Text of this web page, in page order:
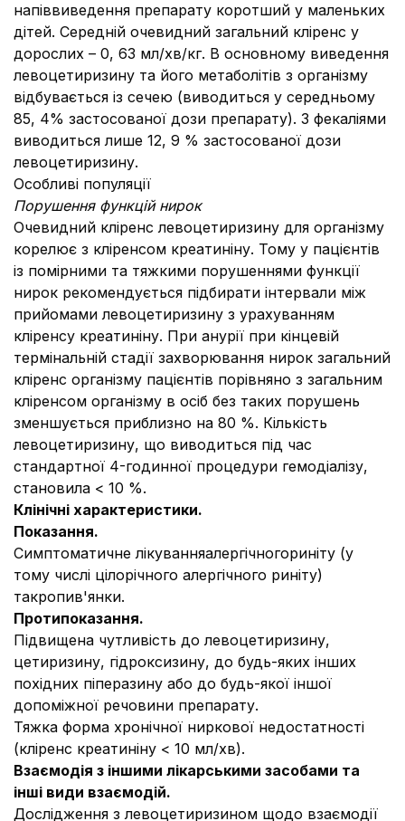
напіввиведення препарату коротший у маленьких
дітей. Середній очевидний загальний кліренс у
дорослих – 0, 63 мл/хв/кг. В основному виведення
левоцетиризину та його метаболітів з організму
відбувається із сечею (виводиться у середньому
85, 4% застосованої дози препарату). З фекаліями
виводиться лише 12, 9 % застосованої дози
левоцетиризину.
Особливі популяції
Порушення функцій нирок
Очевидний кліренс левоцетиризину для організму
корелює з кліренсом креатиніну. Тому у пацієнтів
із помірними та тяжкими порушеннями функції
нирок рекомендується підбирати інтервали між
прийомами левоцетиризину з урахуванням
кліренсу креатиніну. При анурії при кінцевій
термінальній стадії захворювання нирок загальний
кліренс організму пацієнтів порівняно з загальним
кліренсом організму в осіб без таких порушень
зменшується приблизно на 80 %. Кількість
левоцетиризину, що виводиться під час
стандартної 4-годинної процедури гемодіалізу,
становила < 10 %.
Клінічні характеристики.
Показання.
Симптоматичне лікуванняалергічногориніту (у
тому числі цілорічного алергічного риніту)
такропив'янки.
Протипоказання.
Підвищена чутливість до левоцетиризину,
цетиризину, гідроксизину, до будь-яких інших
похідних піперазину або до будь-якої іншої
допоміжної речовини препарату.
Тяжка форма хронічної ниркової недостатності
(кліренс креатиніну < 10 мл/хв).
Взаємодія з іншими лікарськими засобами та
інші види взаємодій.
Дослідження з левоцетиризином щодо взаємодії